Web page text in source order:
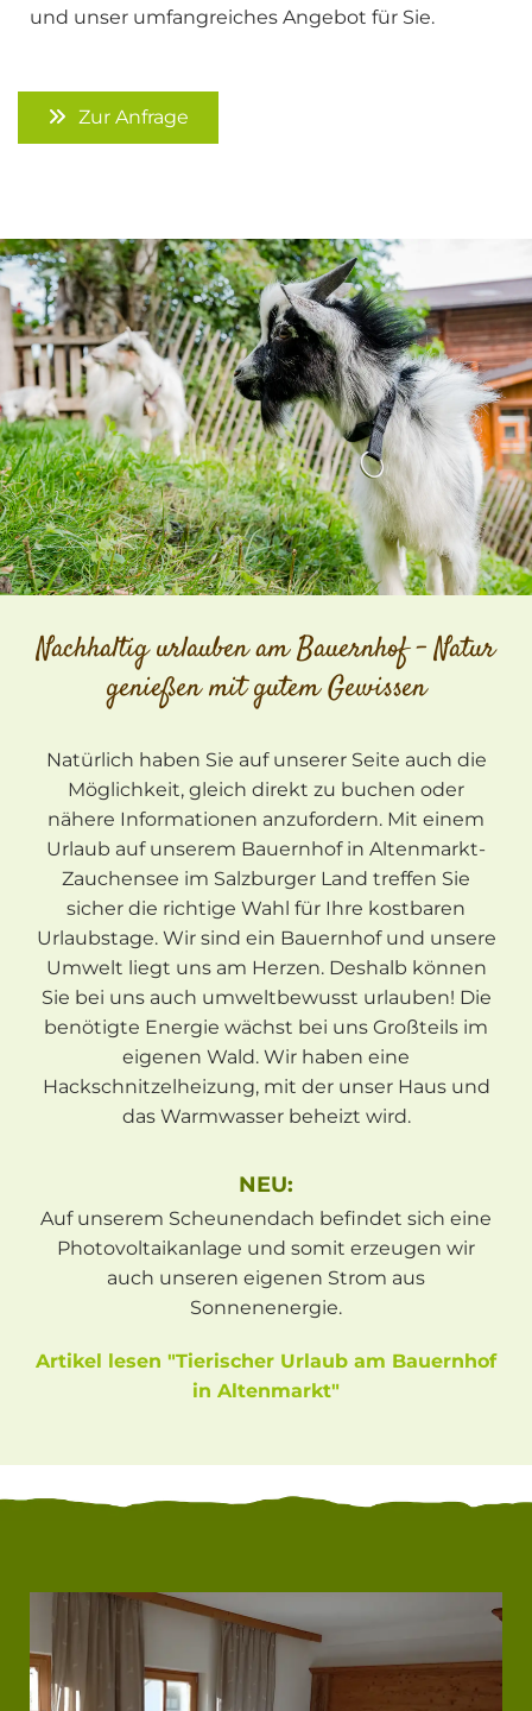
und unser umfangreiches Angebot für Sie.
Zur Anfrage
Nachhaltig urlauben am Bauernhof – Natur
genießen mit gutem Gewissen
Natürlich haben Sie auf unserer Seite auch die
Möglichkeit, gleich direkt zu buchen oder
nähere Informationen anzufordern. Mit einem
Urlaub auf unserem Bauernhof in Altenmarkt-
Zauchensee im Salzburger Land treffen Sie
sicher die richtige Wahl für Ihre kostbaren
Urlaubstage. Wir sind ein Bauernhof und unsere
Umwelt liegt uns am Herzen. Deshalb können
Sie bei uns auch umweltbewusst urlauben! Die
benötigte Energie wächst bei uns Großteils im
eigenen Wald. Wir haben eine
Hackschnitzelheizung, mit der unser Haus und
das Warmwasser beheizt wird.
NEU:
Auf unserem Scheunendach befindet sich eine
Photovoltaikanlage und somit erzeugen wir
auch unseren eigenen Strom aus
Sonnenenergie.
Artikel lesen "Tierischer Urlaub am Bauernhof
in Altenmarkt"